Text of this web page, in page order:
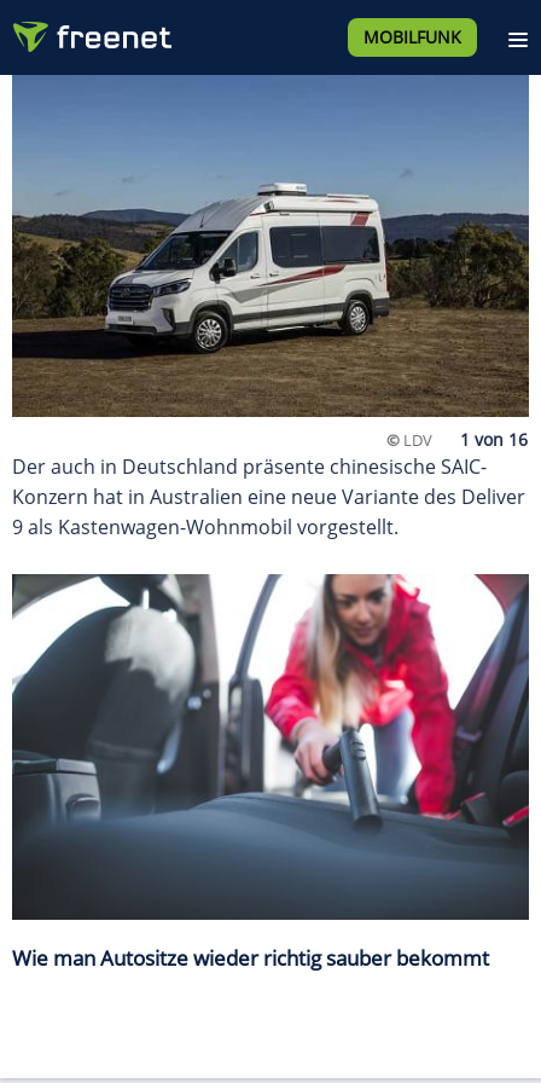
MOBILFUNK
© LDV
Der auch in Deutschland präsente chinesische SAIC-
Konzern hat in Australien eine neue Variante des Deliver
9 als Kastenwagen-Wohnmobil vorgestellt.
Wie man Autositze wieder richtig sauber bekommt